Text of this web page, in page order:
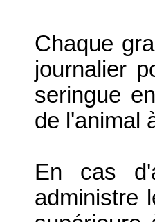
Chaque
journalier
seringue
de l'animal
En cas
administre